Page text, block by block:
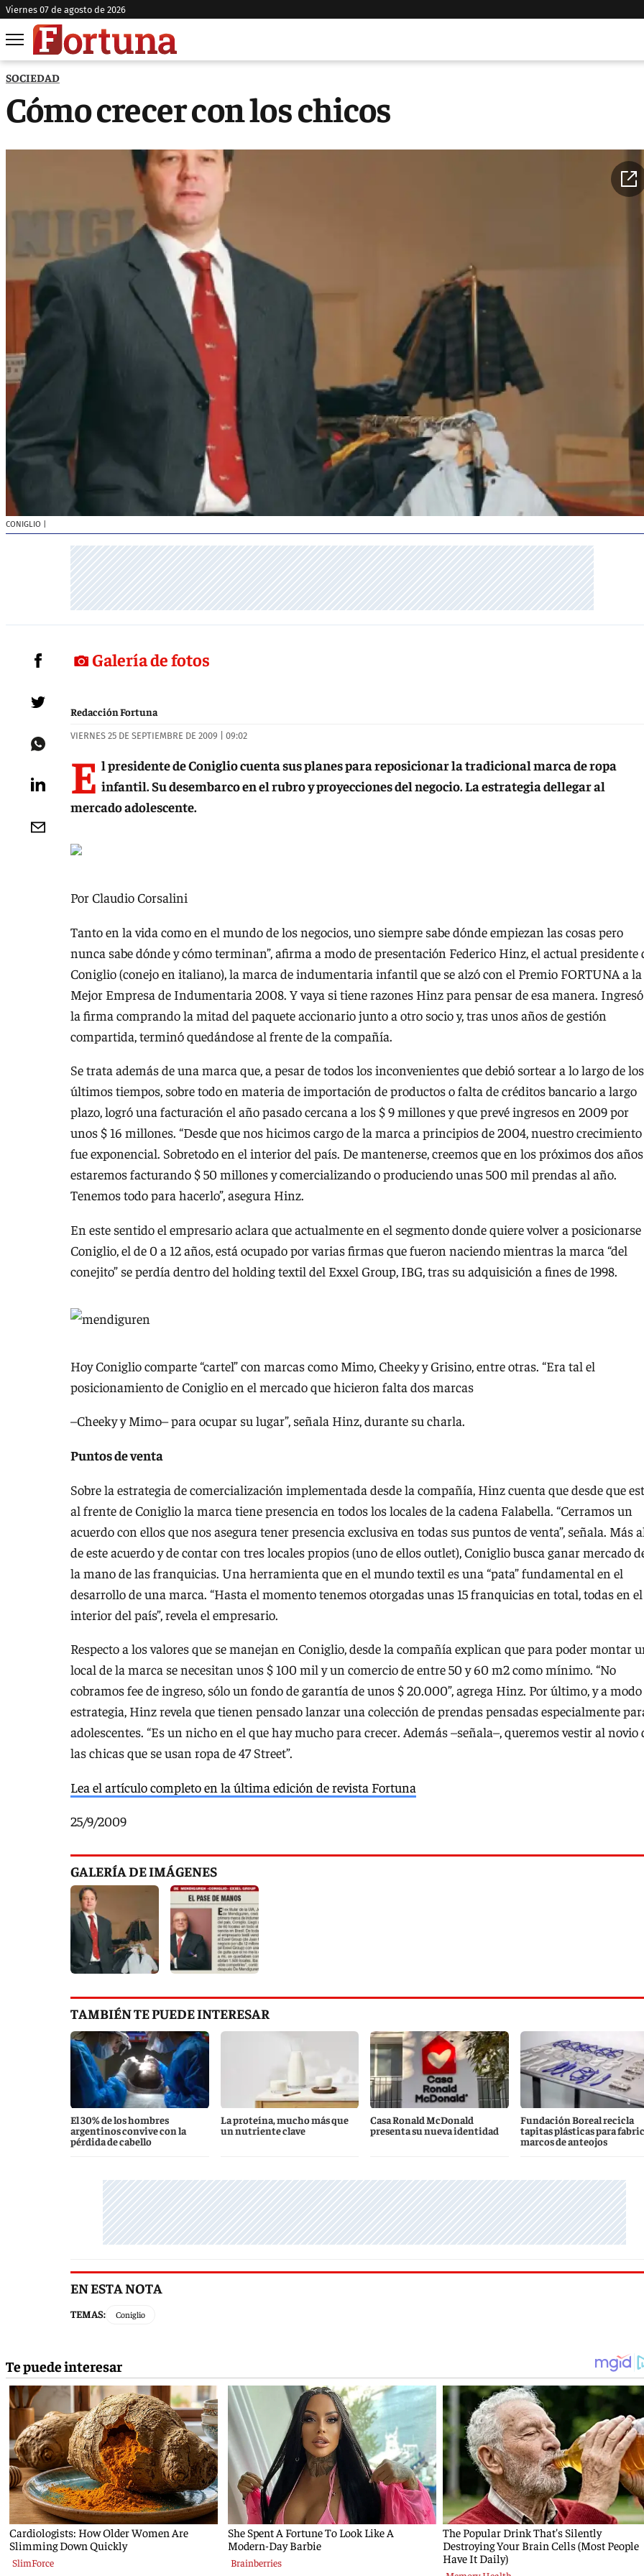
viernes 07 de agosto de 2026
SOCIEDAD
Cómo crecer con los chicos
CONIGLIO
Galería de fotos
Redacción Fortuna
VIERNES 25 DE SEPTIEMBRE DE 2009 | 09:02
E l presidente de Coniglio cuenta sus planes para reposicionar la tradicional marca de ropa
infantil. Su desembarco en el rubro y proyecciones del negocio. La estrategia dellegar al
mercado adolescente.
Por Claudio Corsalini
Tanto en la vida como en el mundo de los negocios, uno siempre sabe dónde empiezan las cosas pero
nunca sabe dónde y cómo terminan”, afirma a modo de presentación Federico Hinz, el actual presidente
Coniglio (conejo en italiano), la marca de indumentaria infantil que se alzó con el Premio FORTUNA a la
Mejor Empresa de Indumentaria 2008. Y vaya si tiene razones Hinz para pensar de esa manera.
la firma comprando la mitad del paquete accionario junto a otro socio y, tras unos años de gestión
compartida, terminó quedándose al frente de la compañía.
Se trata además de una marca que, a pesar de todos los inconvenientes que debió sortear a lo largo de los
últimos tiempos, sobre todo en materia de importación de productos o falta de créditos bancario a largo
plazo, logró una facturación el año pasado cercana a los $ 9 millones y que prevé ingresos en 2009 por
unos $ 16 millones. “Desde que nos hicimos cargo de la marca a principios de 2004, nuestro crecimiento
fue exponencial. Sobretodo en el interior del país. De mantenerse, creemos que en los próximos dos años
estaremos facturando $ 50 millones y comercializando o produciendo unas 500 mil prendas al año.
Tenemos todo para hacerlo”, asegura Hinz.
En este sentido el empresario aclara que actualmente en el segmento donde quiere volver a posicionarse
Coniglio, el de 0 a 12 años, está ocupado por varias firmas que fueron naciendo mientras la marca “del
conejito” se perdía dentro del holding textil del Exxel Group, IBG, tras su adquisición a fines de 1998.
Hoy Coniglio comparte “cartel” con marcas como Mimo, Cheeky y Grisino, entre otras. “Era tal el
posicionamiento de Coniglio en el mercado que hicieron falta dos marcas
–Cheeky y Mimo– para ocupar su lugar”, señala Hinz, durante su charla.
Puntos de venta
Sobre la estrategia de comercialización implementada desde la compañía, Hinz cuenta que desde que
al frente de Coniglio la marca tiene presencia en todos los locales de la cadena Falabella. “Cerramos un
acuerdo con ellos que nos asegura tener presencia exclusiva en todas sus puntos de venta”, señala. Más
de este acuerdo y de contar con tres locales propios (uno de ellos outlet), Coniglio busca ganar mercado
la mano de las franquicias. Una herramienta que en el mundo textil es una “pata” fundamental en el
desarrollo de una marca. “Hasta el momento tenemos otorgadas unas 15 franquicias en total, todas en el
interior del país”, revela el empresario.
Respecto a los valores que se manejan en Coniglio, desde la compañía explican que para poder montar
local de la marca se necesitan unos $ 100 mil y un comercio de entre 50 y 60 m2 como mínimo. “No
cobramos fee de ingreso, sólo un fondo de garantía de unos $ 20.000”, agrega Hinz. Por último, y a modo
estrategia, Hinz revela que tienen pensado lanzar una colección de prendas pensadas especialmente
adolescentes. “Es un nicho en el que hay mucho para crecer. Además –señala–, queremos vestir al novio
las chicas que se usan ropa de 47 Street”.
Lea el artículo completo en la última edición de revista Fortuna
25/9/2009
GALERÍA DE IMÁGENES
TAMBIÉN TE PUEDE INTERESAR
El 30% de los hombres
argentinos convive con la
pérdida de cabello
La proteína, mucho más que
un nutriente clave
Casa Ronald McDonald
presenta su nueva identidad
Fundación Boreal recicla
tapitas plásticas para
marcos de anteojos
EN ESTA NOTA
TEMAS: Coniglio